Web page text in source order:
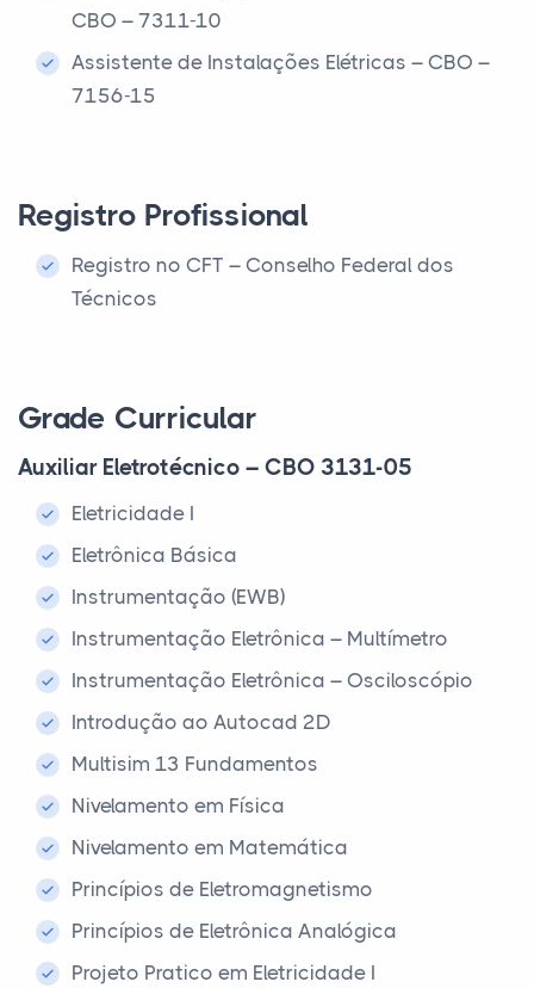
CBO – 7311-10
Assistente de Instalações Elétricas – CBO –
7156-15
Registro Profissional
Registro no CFT – Conselho Federal dos
Técnicos
Grade Curricular
Auxiliar Eletrotécnico – CBO 3131-05
Eletricidade I
Eletrônica Básica
Instrumentação (EWB)
Instrumentação Eletrônica – Multímetro
Instrumentação Eletrônica – Osciloscópio
Introdução ao Autocad 2D
Multisim 13 Fundamentos
Nivelamento em Física
Nivelamento em Matemática
Princípios de Eletromagnetismo
Princípios de Eletrônica Analógica
Projeto Pratico em Eletricidade I